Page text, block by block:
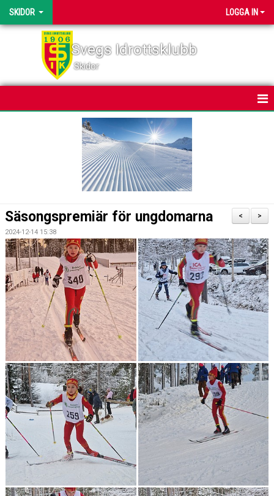
SKIDOR LOGGA IN
Svegs Idrottsklubb
Skidor
DOKUMENT
SVEGSSKIDAN
KONTAKT
TÄVLINGAR
KOMMUNSKIDAN
>
<
Säsongspremiär för ungdomarna
2024-12-14 15:38